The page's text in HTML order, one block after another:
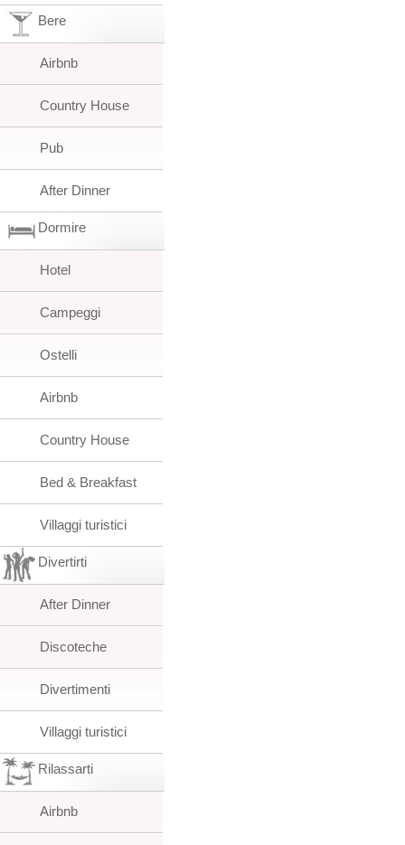
Bere
Airbnb
Country House
Pub
After Dinner
Dormire
Hotel
Campeggi
Ostelli
Airbnb
Country House
Bed & Breakfast
Villaggi turistici
Divertirti
After Dinner
Discoteche
Divertimenti
Villaggi turistici
Rilassarti
Airbnb